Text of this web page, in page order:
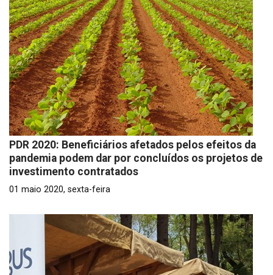
PDR 2020: Beneficiários afetados pelos efeitos da
pandemia podem dar por concluídos os projetos de
investimento contratados
01 maio 2020, sexta-feira